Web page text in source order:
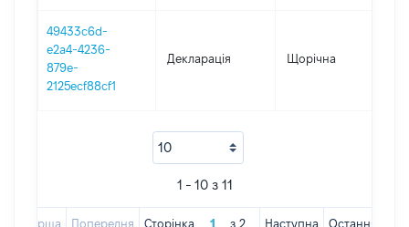
49433c6d-
e2a4-4236-
879e-
2125ecf88cf1
Декларація Щорічна
1 - 10 з 11
Перша Попередня Сторінка з 2 Наступна Остання